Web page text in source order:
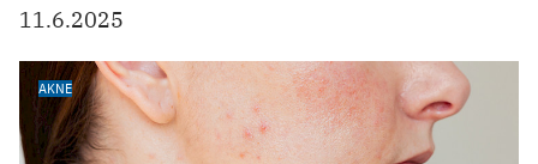
11.6.2025
AKNE